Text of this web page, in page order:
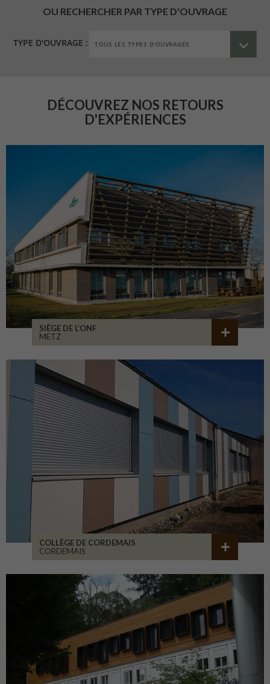
OU RECHERCHER PAR TYPE D'OUVRAGE
TYPE D'OUVRAGE :
DÉCOUVREZ NOS RETOURS
D'EXPÉRIENCES
SIÈGE DE L’ONF
METZ
COLLÈGE DE CORDEMAIS
CORDEMAIS